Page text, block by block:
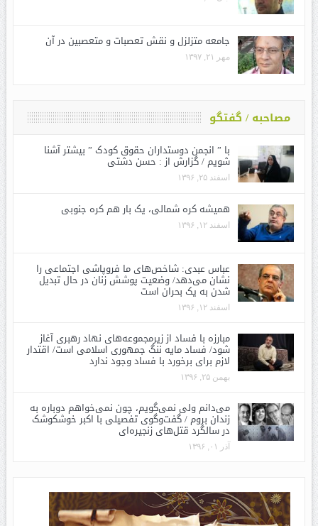
جامعه متزلزل و نقش تعصبات و متعصبین در آن
مهر ۲۱, ۱۳۹۷
مصاحبه / گفتگو
با ” انجمن دوستداران حقوق کودک ” بیشتر آشنا
شویم / گزارش از : حسن دشتی
اسفند ۲۵, ۱۳۹۶
همیشه کره شمالی، یک بار هم کره جنوبی
اسفند ۱۲, ۱۳۹۶
عباس عبدی: شاخص‌های ما فروپاشی اجتماعی را
نشان می‌دهد/ وضعیت پوشش زنان در حال تبدیل
شدن به یک بحران است
اسفند ۱۲, ۱۳۹۶
مبارزه با فساد از زیرمجموعه‌های نهاد رهبری آغاز
شود/ فساد مایه ننگ جمهوری اسلامی است/ اقتدار
لازم برای برخورد با فساد وجود ندارد
بهمن ۲۵, ۱۳۹۶
می‌دانم ولی نمی‌گویم، چون نمی‌خواهم دوباره به
زندان بروم / گفت‌وگوی تفصیلی با اکبر خوشکوشک
در سالگرد قتل‌های زنجیره‌ای
آذر ۰۱, ۱۳۹۶